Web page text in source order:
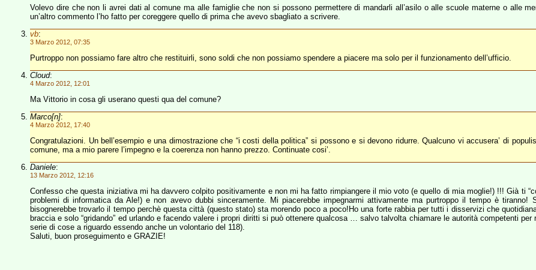
Volevo dire che non li avrei dati al comune ma alle famiglie che non si possono permettere di mandarli all’asilo o alle scuole materne o alle
un’altro commento l’ho fatto per coreggere quello di prima che avevo sbagliato a scrivere.
vb:
3 Marzo 2012, 07:35
Purtroppo non possiamo fare altro che restituirli, sono soldi che non possiamo spendere a piacere ma solo per il funzionamento dell’ufficio.
Cloud:
4 Marzo 2012, 12:01
Ma Vittorio in cosa gli userano questi qua del comune?
Marco[n]:
4 Marzo 2012, 17:40
Congratulazioni. Un bell’esempio e una dimostrazione che “i costi della politica” si possono e si devono ridurre. Qualcuno vi accusera’ di
comune, ma a mio parere l’impegno e la coerenza non hanno prezzo. Continuate cosi’.
Daniele:
13 Marzo 2012, 12:16
Confesso che questa iniziativa mi ha davvero colpito positivamente e non mi ha fatto rimpiangere il mio voto (e quello di mia moglie!) !!! Già ti
problemi di informatica da Ale!) e non avevo dubbi sinceramente. Mi piacerebbe impegnarmi attivamente ma purtroppo il tempo è
bisognerebbe trovarlo il tempo perchè questa città (questo stato) sta morendo poco a poco!Ho una forte rabbia per tutti i disservizi che
braccia e solo “gridando” ed urlando e facendo valere i propri diritti si può ottenere qualcosa … salvo talvolta chiamare le autorità competenti
serie di cose a riguardo essendo anche un volontario del 118).
Saluti, buon proseguimento e GRAZIE!